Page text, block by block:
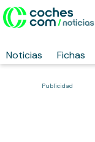
Noticias Fichas
Publicidad